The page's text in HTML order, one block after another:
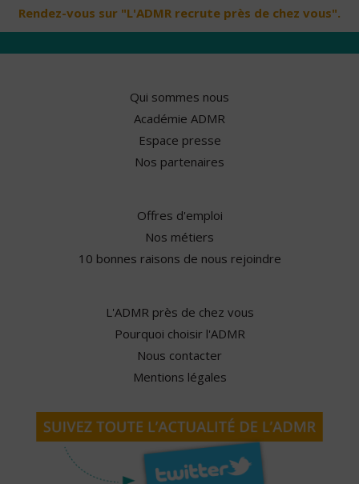
Rendez-vous sur "L'ADMR recrute près de chez vous".
Qui sommes nous
Académie ADMR
Espace presse
Nos partenaires
Offres d'emploi
Nos métiers
10 bonnes raisons de nous rejoindre
L'ADMR près de chez vous
Pourquoi choisir l'ADMR
Nous contacter
Mentions légales